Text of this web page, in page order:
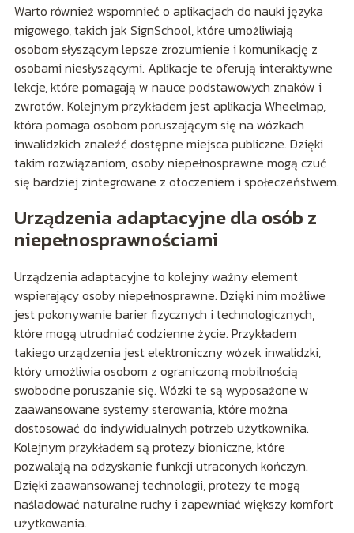
Warto również wspomnieć o aplikacjach do nauki języka
migowego, takich jak SignSchool, które umożliwiają
osobom słyszącym lepsze zrozumienie i komunikację z
osobami niesłyszącymi. Aplikacje te oferują interaktywne
lekcje, które pomagają w nauce podstawowych znaków i
zwrotów. Kolejnym przykładem jest aplikacja Wheelmap,
która pomaga osobom poruszającym się na wózkach
inwalidzkich znaleźć dostępne miejsca publiczne. Dzięki
takim rozwiązaniom, osoby niepełnosprawne mogą czuć
się bardziej zintegrowane z otoczeniem i społeczeństwem.
Urządzenia adaptacyjne dla osób z
niepełnosprawnościami
Urządzenia adaptacyjne to kolejny ważny element
wspierający osoby niepełnosprawne. Dzięki nim możliwe
jest pokonywanie barier fizycznych i technologicznych,
które mogą utrudniać codzienne życie. Przykładem
takiego urządzenia jest elektroniczny wózek inwalidzki,
który umożliwia osobom z ograniczoną mobilnością
swobodne poruszanie się. Wózki te są wyposażone w
zaawansowane systemy sterowania, które można
dostosować do indywidualnych potrzeb użytkownika.
Kolejnym przykładem są protezy bioniczne, które
pozwalają na odzyskanie funkcji utraconych kończyn.
Dzięki zaawansowanej technologii, protezy te mogą
naśladować naturalne ruchy i zapewniać większy komfort
użytkowania.